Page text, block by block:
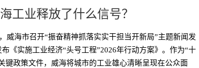
工业释放了什么信号？
威海市召开“振奋精神抓落实实干担当开新局”主题新闻发
《实施工业经济“头号工程”2026年行动方案》。作为“十
键政策文件，威海将城市的工业雄心清晰呈现在公众面